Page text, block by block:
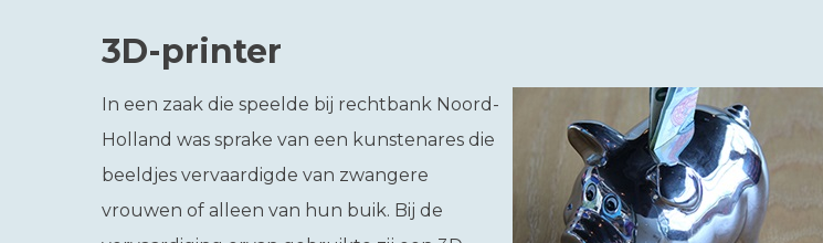
3D-printer
In een zaak die speelde bij rechtbank Noord-
Holland was sprake van een kunstenares die
beeldjes vervaardigde van zwangere
vrouwen of alleen van hun buik. Bij de